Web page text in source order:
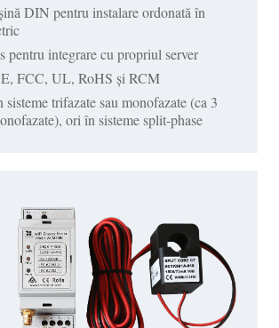
DIN pentru instalare ordonată în
pentru integrare cu propriul server
FCC, UL, RoHS și RCM
trifazate sau monofazate (ca 3
ori în sisteme split-phase